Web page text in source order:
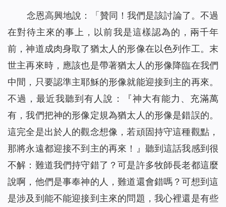
念恩高興地說：「贊同！我們是該討論了。不過
在對待主來的事上，以前我是這樣認為的，兩千年
前，神道成肉身取了猶太人的形像在以色列作工。末
世主再來時，應該也是帶著猶太人的形像降臨在我們
中間，只要認準主耶穌的形像就能迎接到主的再來。
不過，最近我聽到有人說：『神大有能力、充滿萬
有，我們把神的形像定規為猶太人的形像是錯誤的。
這完全是出於人的觀念想像，若頑固持守這種觀點，
那將永遠都迎接不到主的再來！』聽到這話我感到很
不解：難道我們持守錯了？可是許多牧師長老都這麼
說啊，他們是事奉神的人，難道還會錯嗎？可想到這
是涉及到能不能迎接到主來的問題，我心裡還是有些